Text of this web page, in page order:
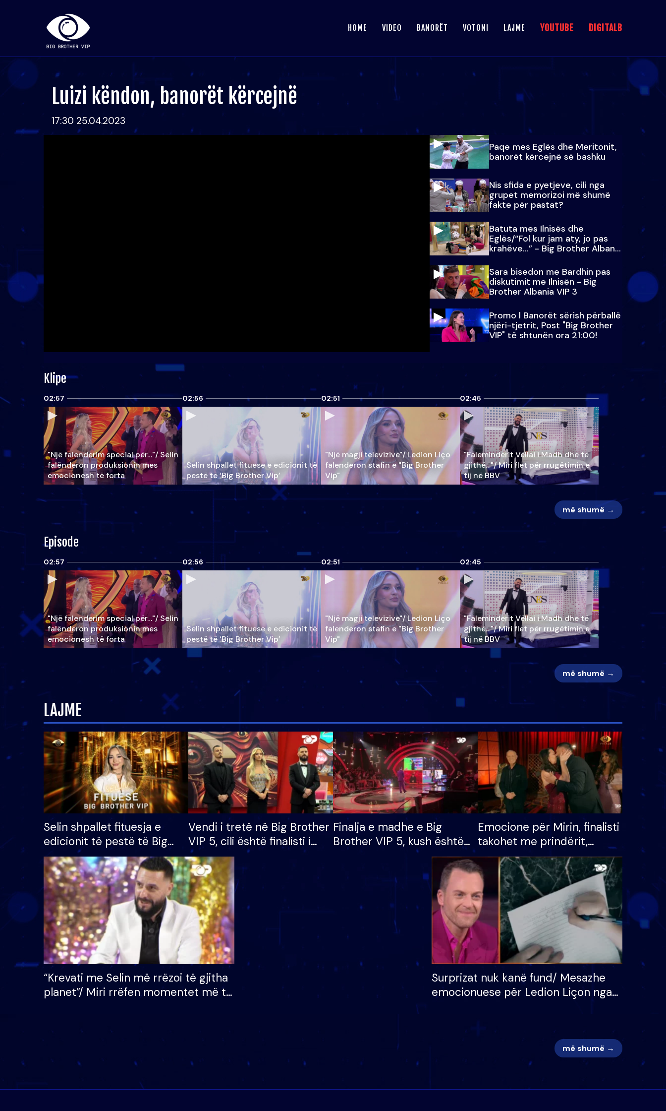
HOME VIDEO BANORËT VOTONI LAJME YOUTUBE DIGITALB
Luizi këndon, banorët kërcejnë
17:30 25.04.2023
Paqe mes Eglës dhe Meritonit,
banorët kërcejnë së bashku
Nis sfida e pyetjeve, cili nga
grupet memorizoi më shumë
fakte për pastat?
Batuta mes Ilnisës dhe
Eglës/“Fol kur jam aty, jo pas
krahëve…” - Big Brother Albania
VIP 3
Sara bisedon me Bardhin pas
diskutimit me Ilnisën - Big
Brother Albania VIP 3
Promo l Banorët sërish përballë
njëri-tjetrit, Post "Big Brother
VIP" të shtunën ora 21:00!
Klipe
02:57
"Një falenderim special për…"/ Selin
falënderon produksionin mes
emocionesh të forta
02:56
Selin shpallet fituese e edicionit të
pestë të ‘Big Brother Vip’
02:51
"Një magji televizive"/ Ledion Liço
falenderon stafin e "Big Brother
Vip"
02:45
"Faleminderit Vëllai i Madh dhe të
gjithë…"/ Miri flet për rrugëtimin e
tij në BBV
më shumë →
Episode
02:57
"Një falenderim special për…"/ Selin
falënderon produksionin mes
emocionesh të forta
02:56
Selin shpallet fituese e edicionit të
pestë të ‘Big Brother Vip’
02:51
"Një magji televizive"/ Ledion Liço
falenderon stafin e "Big Brother
Vip"
02:45
"Faleminderit Vëllai i Madh dhe të
gjithë…"/ Miri flet për rrugëtimin e
tij në BBV
më shumë →
LAJME
Selin shpallet fituesja e
edicionit të pestë të Big
Brother VIP, rrëmben
çmimin e madh prej 100
mijë eurosh
Vendi i tretë në Big Brother
VIP 5, cili është finalisti i
radhës që lë shtëpinë
Finalja e madhe e Big
Brother VIP 5, kush është
banori i parë që lë shtëpinë
dhe humb mundësinë për
të fituar çmimin e madh
Emocione për Mirin, finalisti
takohet me prindërit,
vajzën dhe bashkëshorten:
S’kemi ndonjë letër divorci
apo jo?
“Krevati me Selin më rrëzoi të gjitha
planet”/ Miri rrëfen momentet më të
Surprizat nuk kanë fund/ Mesazhe
emocionuese për Ledion Liçon nga
më shumë →